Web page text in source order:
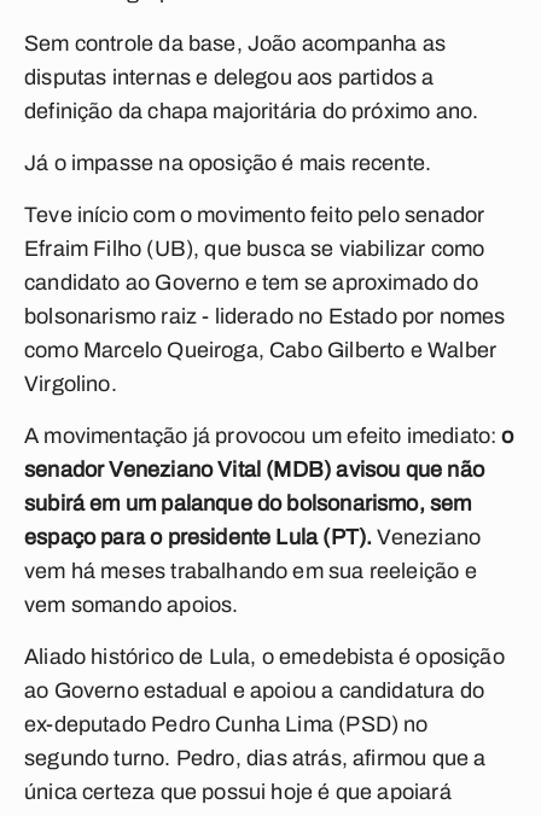
Sem controle da base, João acompanha as
disputas internas e delegou aos partidos a
definição da chapa majoritária do próximo ano.
Já o impasse na oposição é mais recente.
Teve início com o movimento feito pelo senador
Efraim Filho (UB), que busca se viabilizar como
candidato ao Governo e tem se aproximado do
bolsonarismo raiz - liderado no Estado por nomes
como Marcelo Queiroga, Cabo Gilberto e Walber
Virgolino.
A movimentação já provocou um efeito imediato:o
senador Veneziano Vital (MDB) avisou que não
subirá em um palanque do bolsonarismo, sem
espaço para o presidente Lula (PT). Veneziano
vem há meses trabalhando em sua reeleição e
vem somando apoios.
Aliado histórico de Lula, o emedebista é oposição
ao Governo estadual e apoiou a candidatura do
ex-deputado Pedro Cunha Lima (PSD) no
segundo turno. Pedro, dias atrás, afirmou que a
única certeza que possui hoje é que apoiará